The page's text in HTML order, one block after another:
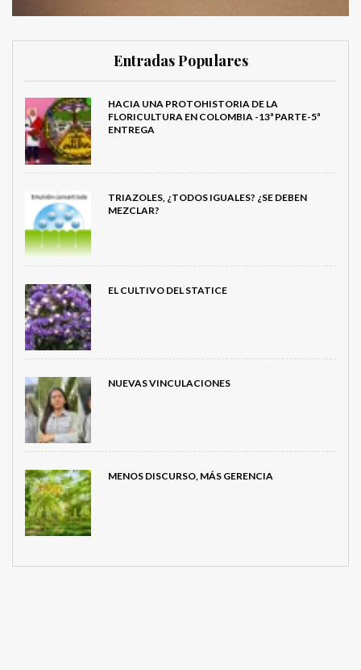
Entradas Populares
HACIA UNA PROTOHISTORIA DE LA
FLORICULTURA EN COLOMBIA -13ª PARTE-5ª
ENTREGA
TRIAZOLES, ¿TODOS IGUALES? ¿SE DEBEN
MEZCLAR?
EL CULTIVO DEL STATICE
NUEVAS VINCULACIONES
MENOS DISCURSO, MÁS GERENCIA